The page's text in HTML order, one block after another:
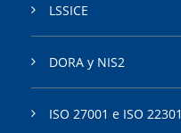
LSSICE
DORA y NIS2
ISO 27001 e ISO 22301